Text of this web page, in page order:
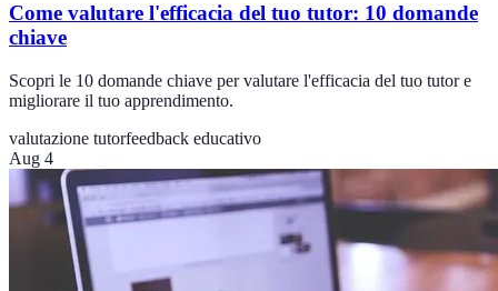
Come valutare l'efficacia del tuo tutor: 10 domande
chiave
Scopri le 10 domande chiave per valutare l'efficacia del tuo tutor e
migliorare il tuo apprendimento.
valutazione tutorfeedback educativo
Aug 4